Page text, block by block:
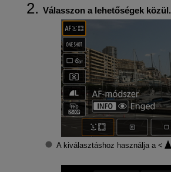
Válasszon a lehetőségek közül.
A kiválasztáshoz használja a